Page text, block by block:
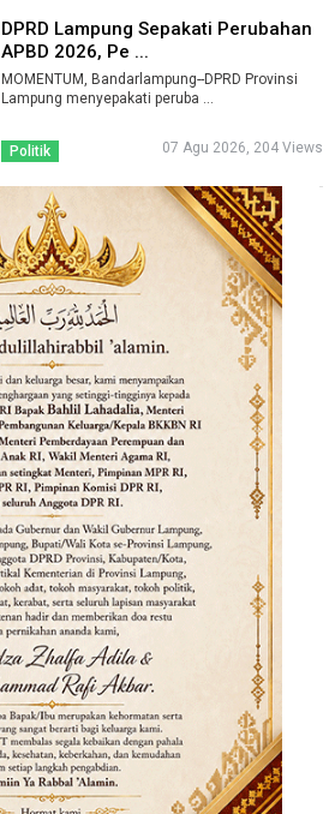
DPRD Lampung Sepakati Perubahan
APBD 2026, Pe ...
MOMENTUM, Bandarlampung--DPRD Provinsi
Lampung menyepakati peruba ...
Politik 07 Agu 2026, 204 Views